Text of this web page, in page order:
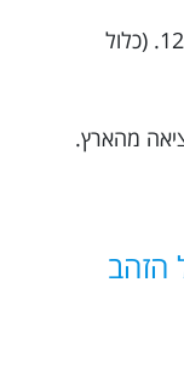
, עד שבוע 12. (כלול
הזהב